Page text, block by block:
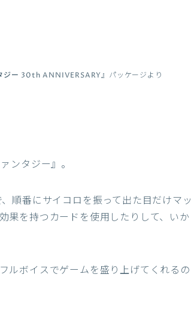
ジー 30th ANNIVERSARY』パッケージより
ンタジー』。
順番にサイコロを振って出た目だけマッ
果を持つカードを使用したりして、いか
ルボイスでゲームを盛り上げてくれるの